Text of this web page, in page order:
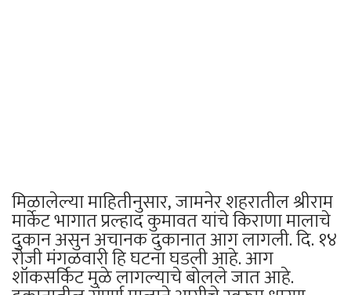
मिळालेल्या माहितीनुसार, जामनेर शहरातील श्रीराम
मार्केट भागात प्रल्हाद कुमावत यांचे किराणा मालाचे
दुकान असुन अचानक दुकानात आग लागली. दि. १४
रोजी मंगळवारी हि घटना घडली आहे. आग
शॉकसर्किट मुळे लागल्याचे बोलले जात आहे.